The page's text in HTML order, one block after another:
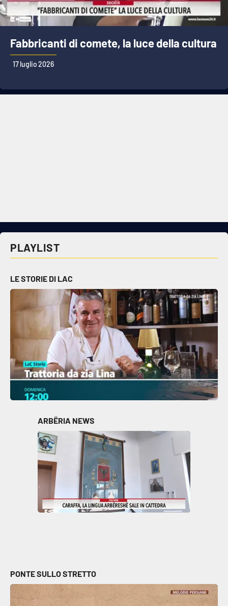
Fabbricanti di comete, la luce della cultura
17 luglio 2026
PLAYLIST
LE STORIE DI LAC
ARBËRIA NEWS
PONTE SULLO STRETTO